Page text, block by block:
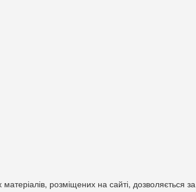
розміщених на сайті, дозволяється за